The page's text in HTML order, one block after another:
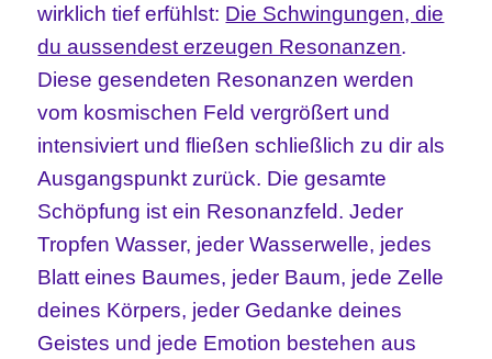
wirklich tief erfühlst: Die Schwingungen, die
du aussendest erzeugen Resonanzen.
Diese gesendeten Resonanzen werden
vom kosmischen Feld vergrößert und
intensiviert und fließen schließlich zu dir als
Ausgangspunkt zurück. Die gesamte
Schöpfung ist ein Resonanzfeld. Jeder
Tropfen Wasser, jeder Wasserwelle, jedes
Blatt eines Baumes, jeder Baum, jede Zelle
deines Körpers, jeder Gedanke deines
Geistes und jede Emotion bestehen aus